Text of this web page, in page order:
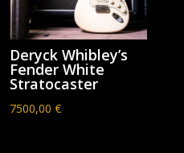
Deryck Whibley’s
Fender White
Stratocaster
7500,00€